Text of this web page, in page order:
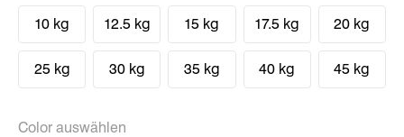
10 kg 12.5 kg 15 kg 17.5 kg 20 kg
25 kg 30 kg 35 kg 40 kg 45 kg
Color auswählen